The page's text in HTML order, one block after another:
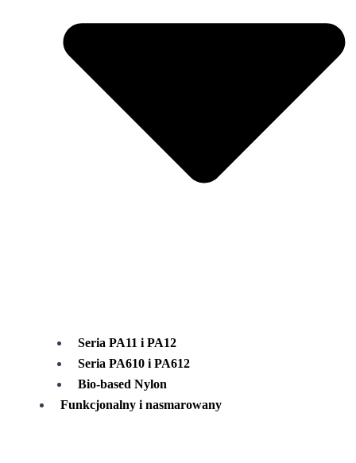
Seria PA11 i PA12
Seria PA610 i PA612
Bio-based Nylon
Funkcjonalny i nasmarowany